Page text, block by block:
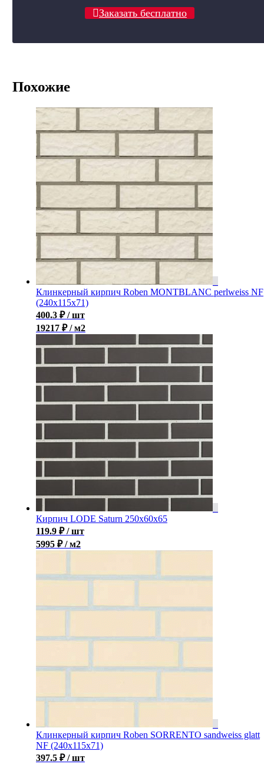
Заказать бесплатно
Похожие
Клинкерный кирпич Roben MONTBLANC perlweiss NF
(240x115x71)
400.3 ₽ / шт
19217 ₽ / м2
Кирпич LODE Saturn 250x60x65
119.9 ₽ / шт
5995 ₽ / м2
Клинкерный кирпич Roben SORRENTO sandweiss glatt
NF (240x115x71)
397.5 ₽ / шт